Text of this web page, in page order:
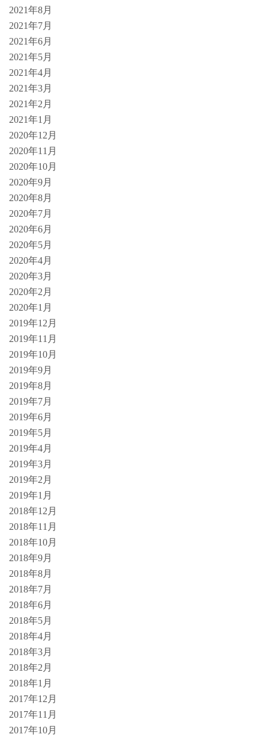
2021年8月
2021年7月
2021年6月
2021年5月
2021年4月
2021年3月
2021年2月
2021年1月
2020年12月
2020年11月
2020年10月
2020年9月
2020年8月
2020年7月
2020年6月
2020年5月
2020年4月
2020年3月
2020年2月
2020年1月
2019年12月
2019年11月
2019年10月
2019年9月
2019年8月
2019年7月
2019年6月
2019年5月
2019年4月
2019年3月
2019年2月
2019年1月
2018年12月
2018年11月
2018年10月
2018年9月
2018年8月
2018年7月
2018年6月
2018年5月
2018年4月
2018年3月
2018年2月
2018年1月
2017年12月
2017年11月
2017年10月